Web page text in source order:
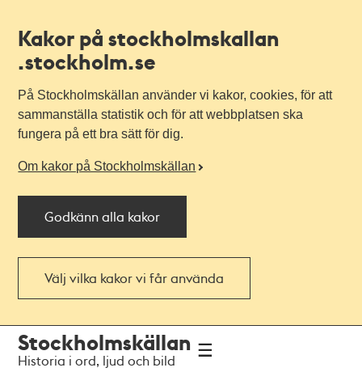
Kakor på stockholmskallan
.stockholm.se
På Stockholmskällan använder vi kakor, cookies, för att
sammanställa statistik och för att webbplatsen ska
fungera på ett bra sätt för dig.
Om kakor på Stockholmskällan
Godkänn alla kakor
Välj vilka kakor vi får använda
navigationen
huvudinnehållet
Stockholmskällan
Historia i ord, ljud och bild